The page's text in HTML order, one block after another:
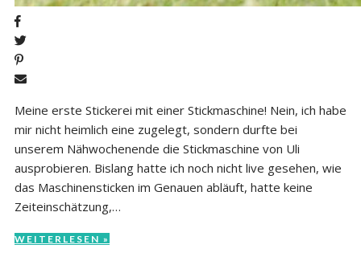
Meine erste Stickerei mit einer Stickmaschine! Nein, ich habe
mir nicht heimlich eine zugelegt, sondern durfte bei
unserem Nähwochenende die Stickmaschine von Uli
ausprobieren. Bislang hatte ich noch nicht live gesehen, wie
das Maschinensticken im Genauen abläuft, hatte keine
Zeiteinschätzung,…
WEITERLESEN »